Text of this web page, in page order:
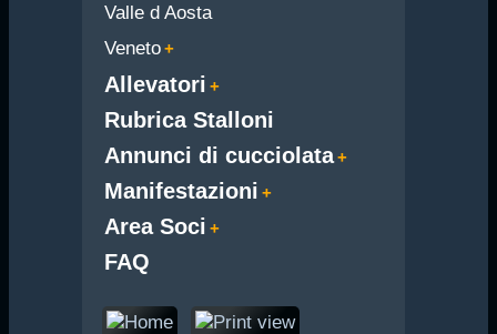
Valle d Aosta
Veneto
Allevatori
Rubrica Stalloni
Annunci di cucciolata
Manifestazioni
Area Soci
FAQ